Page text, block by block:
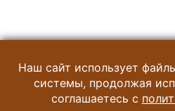
Наш сайт использует
системы, продолжая
соглашаетесь с